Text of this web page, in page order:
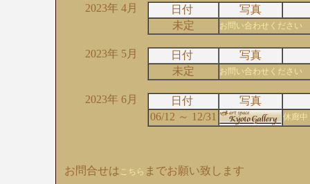
2023年 4月 日付
写真
未定
お問い合わせください
2023年 5月 日付
写真
未定
お問い合わせください
2023年 6月 日付
写真
06/12 ～ 12/31
休廊中
お問合せは こちら までお願い致します